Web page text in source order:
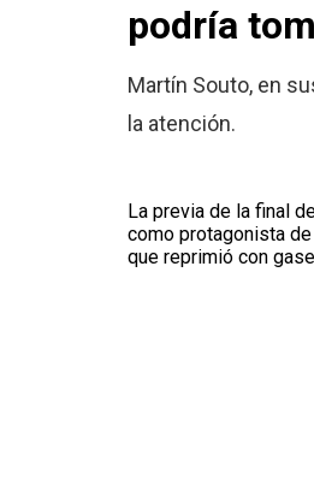
podría
Martín Souto, en
la atención.
La previa de la final
como protagonista
que reprimió con